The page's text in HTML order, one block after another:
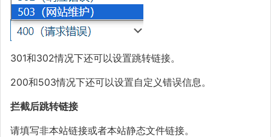
301和302情况下还可以设置跳转链接。
200和503情况下还可以设置自定义错误信息。
拦截后跳转链接
请填写非本站链接或者本站静态文件链接。